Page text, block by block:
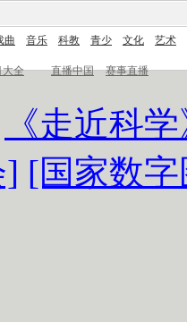
曲 音乐 科教 青少 文化 艺术
大全 直播中国
赛事直播
《走近科
[国家数